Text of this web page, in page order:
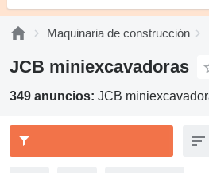
Maquinaria de construcción
JCB miniexcavadoras
349 anuncios: JCB